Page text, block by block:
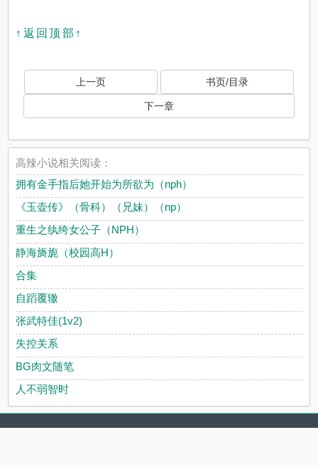
↑返回顶部↑
上一页 书页/目录
下一章
高辣小说相关阅读：
拥有金手指后她开始为所欲为（nph）
《玉壶传》（骨科）（兄妹）（np）
重生之纨绔女公子（NPH）
静海旖旎（校园高H）
合集
自蹈覆辙
张武特佳(1v2)
失控关系
BG肉文随笔
人不弱智时